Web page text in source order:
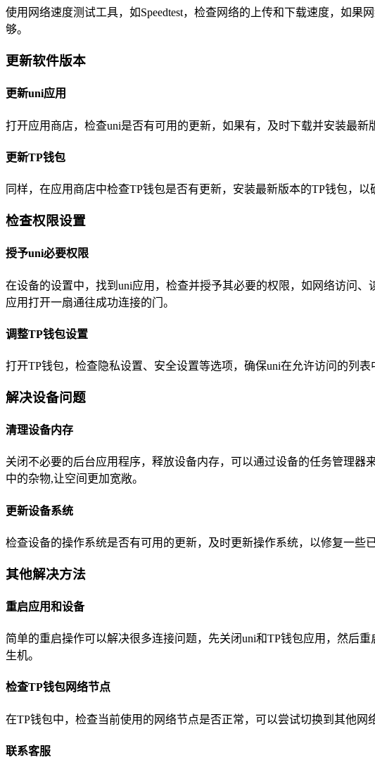
使用网络速度测试工具，如Speedtest，检查网络的上传和下载速度，如
够。
更新软件版本
更新uni应用
打开应用商店，检查uni是否有可用的更新，如果有，及时下载并安装最
更新TP钱包
同样，在应用商店中检查TP钱包是否有更新，安装最新版本的TP钱包，
检查权限设置
授予uni必要权限
在设备的设置中，找到uni应用，检查并授予其必要的权限，如网络访问
应用打开一扇通往成功连接的门。
调整TP钱包设置
打开TP钱包，检查隐私设置、安全设置等选项，确保uni在允许访问的列
解决设备问题
清理设备内存
关闭不必要的后台应用程序，释放设备内存，可以通过设备的任务管理
中的杂物,让空间更加宽敞。
更新设备系统
检查设备的操作系统是否有可用的更新，及时更新操作系统，以修复一些
其他解决方法
重启应用和设备
简单的重启操作可以解决很多连接问题，先关闭uni和TP钱包应用，然后
生机。
检查TP钱包网络节点
在TP钱包中，检查当前使用的网络节点是否正常，可以尝试切换到其他
联系客服